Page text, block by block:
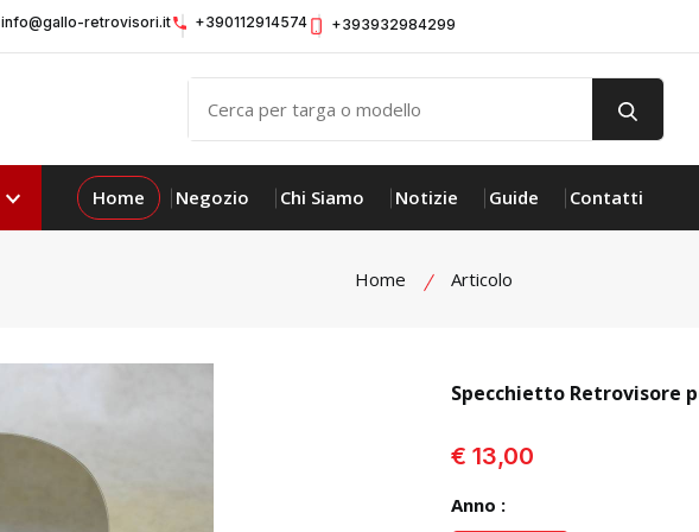
info@gallo-retrovisori.it +390112914574 +393932984299
Home Negozio Chi Siamo Notizie Guide Contatti
Home Articolo
Specchietto Retrovisore
€ 13,00
Anno :